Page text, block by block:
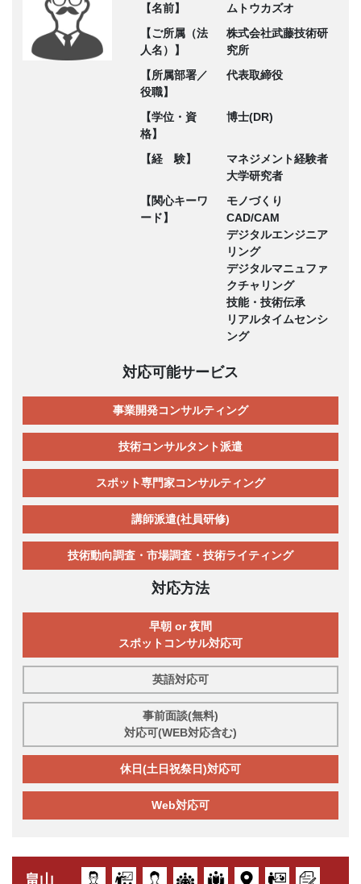
【名前】
ムトウカズオ
【ご所属（法
人名）】
株式会社武藤技術研
究所
【所属部署／
役職】
代表取締役
【学位・資
格】
博士(DR)
【経 験】
マネジメント経験者
大学研究者
【関心キーワ
ード】
モノづくり
CAD/CAM
デジタルエンジニア
リング
デジタルマニュファ
クチャリング
技能・技術伝承
リアルタイムセンシ
ング
対応可能サービス
事業開発コンサルティング
技術コンサルタント派遣
スポット専門家コンサルティング
講師派遣(社員研修)
技術動向調査・市場調査・技術ライティング
対応方法
早朝 or 夜間
スポットコンサル対応可
英語対応可
事前面談(無料)
対応可(WEB対応含む)
休日(土日祝祭日)対応可
Web対応可
畠山